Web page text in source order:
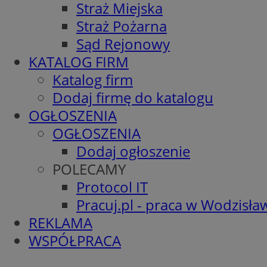
Straż Miejska
Straż Pożarna
Sąd Rejonowy
KATALOG FIRM
Katalog firm
Dodaj firmę do katalogu
OGŁOSZENIA
OGŁOSZENIA
Dodaj ogłoszenie
POLECAMY
Protocol IT
Pracuj.pl - praca w
REKLAMA
WSPÓŁPRACA